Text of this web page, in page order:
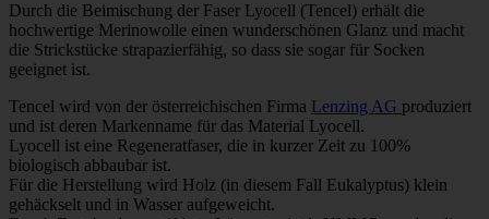
Durch die Beimischung der Faser Lyocell (Tencel) erhält die
hochwertige Merinowolle einen wunderschönen Glanz und macht
die Strickstücke strapazierfähig, so dass sie sogar für Socken
geeignet ist.
Tencel wird von der österreichischen Firma Lenzing AG produziert
und ist deren Markenname für das Material Lyocell.
Lyocell ist eine Regeneratfaser, die in kurzer Zeit zu 100%
biologisch abbaubar ist.
Für die Herstellung wird Holz (in diesem Fall Eukalyptus) klein
gehäckselt und in Wasser aufgeweicht.